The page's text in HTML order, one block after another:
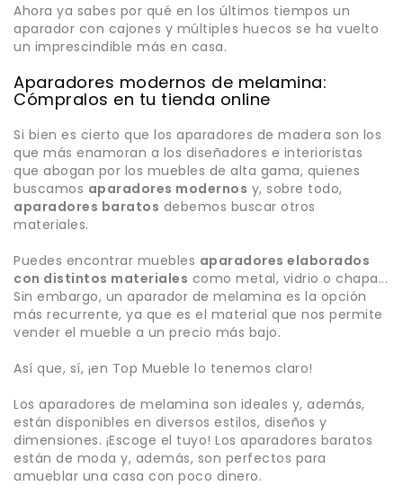
Ahora ya sabes por qué en los últimos tiempos un
aparador con cajones y múltiples huecos se ha vuelto
un imprescindible más en casa.
Aparadores modernos de melamina:
Cómpralos en tu tienda online
Si bien es cierto que los aparadores de madera son los
que más enamoran a los diseñadores e interioristas
que abogan por los muebles de alta gama, quienes
buscamos aparadores modernos y, sobre todo,
aparadores baratos debemos buscar otros
materiales.
Puedes encontrar muebles aparadores elaborados
con distintos materiales como metal, vidrio o chapa...
Sin embargo, un aparador de melamina es la opción
más recurrente, ya que es el material que nos permite
vender el mueble a un precio más bajo.
Así que, sí, ¡en Top Mueble lo tenemos claro!
Los aparadores de melamina son ideales y, además,
están disponibles en diversos estilos, diseños y
dimensiones. ¡Escoge el tuyo! Los aparadores baratos
están de moda y, además, son perfectos para
amueblar una casa con poco dinero.